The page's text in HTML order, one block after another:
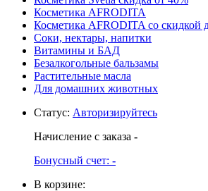
Косметика AFRODITA
Косметика AFRODITA со скидкой
Соки, нектары, напитки
Витамины и БАД
Безалкогольные бальзамы
Растительные масла
Для домашних животных
Статус: Авторизируйтесь
Начисление с заказа -
Бонусный счет: -
В корзине: